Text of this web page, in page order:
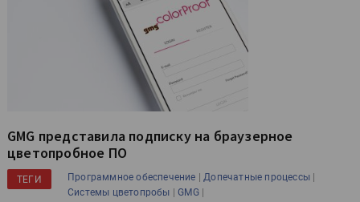
GMG представила подписку на браузерное
цветопробное ПО
ТЕГИ Программное обеспечение | Допечатные процессы |
Системы цветопробы |GMG|